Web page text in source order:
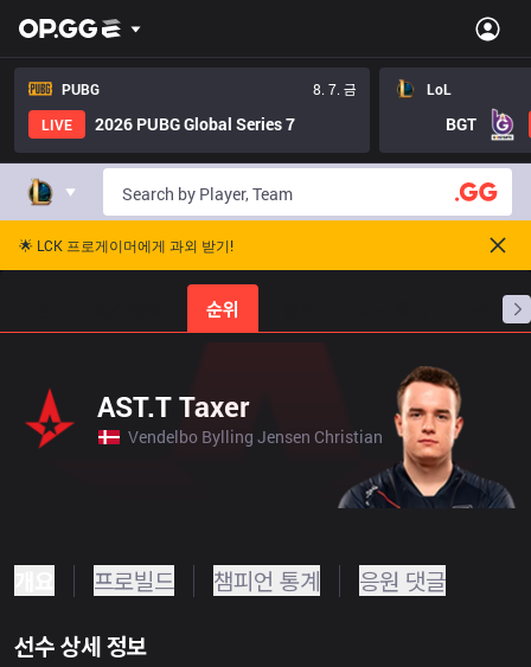
PUBG
8. 7. 금
LIVE
2026 PUBG Global Series 7
LoL
BGT
🌟 LCK 프로게이머에게 과외 받기!
순위 프로빌
AST.T Taxer
Vendelbo Bylling Jensen Christian
프로빌드 챔피언 통계 응원 댓글
선수 상세 정보